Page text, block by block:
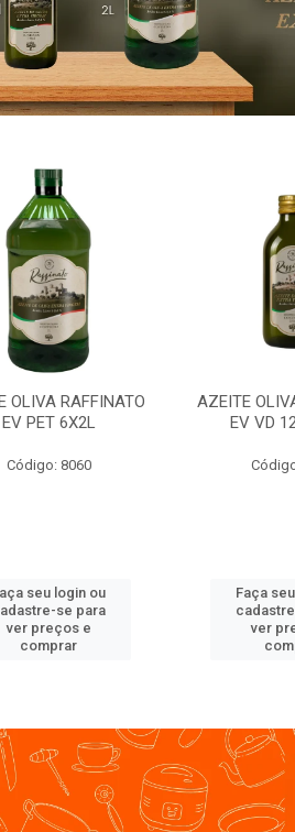
OLIVA RAFFINATO
EV PET 6X2L
Código: 8060
seu login ou
se para
ver preços e
comprar
AZEITE
EV VD
Faça
ver